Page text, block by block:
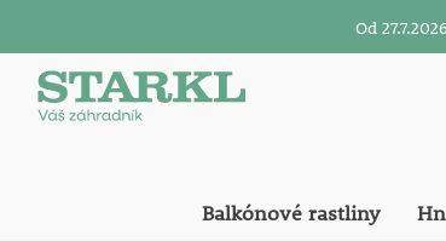
Od
Balkónové rastliny